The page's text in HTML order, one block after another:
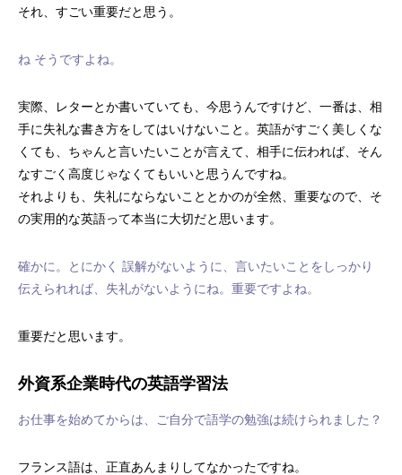
それ、すごい重要だと思う。
ね そうですよね。
実際、レターとか書いていても、今思うんですけど、一番は、相
手に失礼な書き方をしてはいけないこと。英語がすごく美しくな
くても、ちゃんと言いたいことが言えて、相手に伝われば、そん
なすごく高度じゃなくてもいいと思うんですね。
それよりも、失礼にならないこととかのが全然、重要なので、そ
の実用的な英語って本当に大切だと思います。
確かに。とにかく 誤解がないように、言いたいことをしっかり
伝えられれば、失礼がないようにね。重要ですよね。
重要だと思います。
外資系企業時代の英語学習法
お仕事を始めてからは、ご自分で語学の勉強は続けられました？
フランス語は、正直あんまりしてなかったですね。